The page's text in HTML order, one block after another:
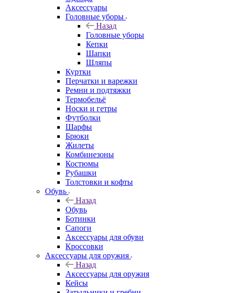
Аксессуары
Головные уборы
Назад
Головные уборы
Кепки
Шапки
Шляпы
Куртки
Перчатки и варежки
Ремни и подтяжки
Термобельё
Носки и гетры
Футболки
Шарфы
Брюки
Жилеты
Комбинезоны
Костюмы
Рубашки
Толстовки и кофты
Обувь
Назад
Обувь
Ботинки
Сапоги
Аксессуары для обуви
Кроссовки
Аксессуары для оружия
Назад
Аксессуары для оружия
Кейсы